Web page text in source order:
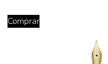
Comprar